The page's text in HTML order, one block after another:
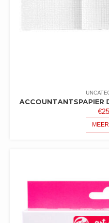
ACCOUNTANTSPAPIER
€